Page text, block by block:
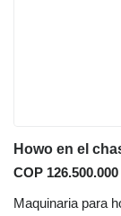
Howo en el
COP 126.500.000
Maquinaria para